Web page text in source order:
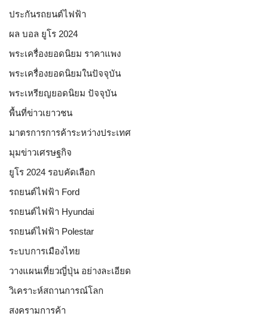
ประกันรถยนต์ไฟฟ้า
ผล บอล ยูโร 2024
พระเครื่องยอดนิยม ราคาแพง
พระเครื่องยอดนิยมในปัจจุบัน
พระเหรียญยอดนิยม ปัจจุบัน
พื้นที่ข่าวเยาวชน
มาตรการการค้าระหว่างประเทศ
มุมข่าวเศรษฐกิจ
ยูโร 2024 รอบคัดเลือก
รถยนต์ไฟฟ้า Ford
รถยนต์ไฟฟ้า Hyundai
รถยนต์ไฟฟ้า Polestar
ระบบการเมืองไทย
วางแผนเที่ยวญี่ปุ่น อย่างละเอียด
วิเคราะห์สถานการณ์โลก
สงครามการค้า